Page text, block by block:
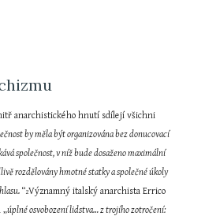
anarchistického hnutí sdílejí všichni
by měla být organizována bez donucovací
společnost, v níž bude dosaženo maximální
rozdělovány hmotné statky a společné úkoly
“2Významný italský anarchista Errico
„úplné osvobození lidstva… z trojího zotročení: